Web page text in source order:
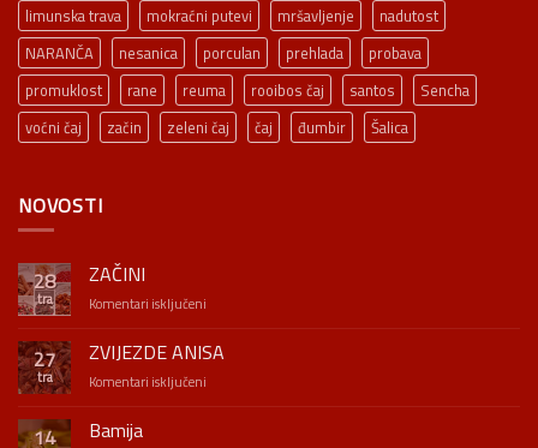
limunska trava
mokraćni putevi mršavljenje
nadutost
NARANČA
nesanica porculan prehlada
probava
promuklost
rane reuma rooibos čaj santos
Sencha
voćni čaj
začin zeleni čaj čaj đumbir Šalica
NOVOSTI
28
tra
ZAČINI
Komentari isključeni
27
tra
ZVIJEZDE ANISA
Komentari isključeni
14 Bamija